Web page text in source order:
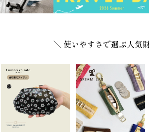
＼ 使いやすさで選ぶ人気